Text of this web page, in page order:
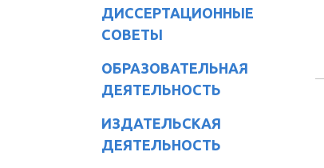
ДИССЕРТАЦИОННЫЕ
СОВЕТЫ
ОБРАЗОВАТЕЛЬНАЯ
ДЕЯТЕЛЬНОСТЬ
ИЗДАТЕЛЬСКАЯ
ДЕЯТЕЛЬНОСТЬ